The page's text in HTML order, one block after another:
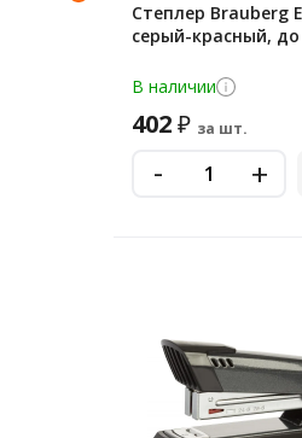
Степлер Brauberg
серый-красный, до
В наличии
402₽ за шт.
- +